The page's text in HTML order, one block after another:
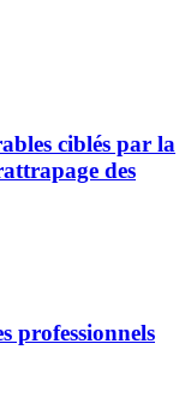
ciblés par la
des
professionnels